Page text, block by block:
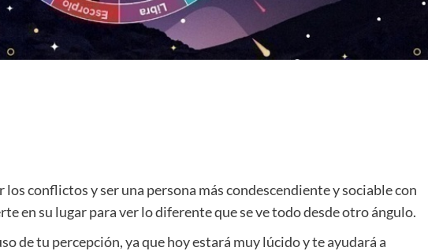
los conflictos y ser una persona más condescendiente y sociable con
en su lugar para ver lo diferente que se ve todo desde otro ángulo.
de tu percepción, ya que hoy estará muy lúcido y te ayudará a